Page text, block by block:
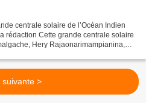
centrale solaire de l’Océan Indien
rédaction Cette grande centrale solaire
Hery Rajaonarimampianina,
suivante >